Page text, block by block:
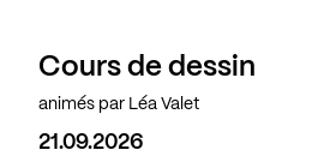
Cours de dessin
animés par Léa Valet
21.09.2026